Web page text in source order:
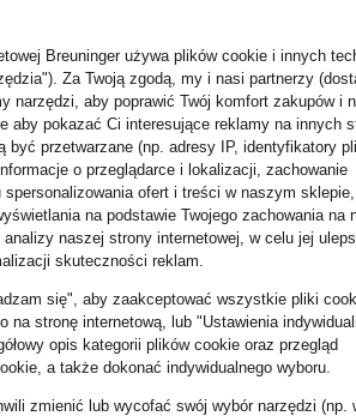
Mara
MRS &
HUGS
Breuninger używa plików cookie i innych
Za Twoją zgodą, my i nasi partnerzy
narzędzi, aby poprawić Twój komfort zakupów i
aby pokazać Ci interesujące reklamy na innych
być przetwarzane (np. adresy IP, identyfikatory
o przeglądarce i lokalizacji, zachowanie
ofert i treści w naszym sklepie,
na podstawie Twojego zachowania na
analizy naszej strony internetowej, w celu jej
skuteczności reklam.
się", aby zaakceptować wszystkie pliki
na stronę internetową, lub "Ustawienia
opis kategorii plików cookie oraz przegląd
a także dokonać indywidualnego wyboru.
zmienić lub wycofać swój wybór narzędzi (np.